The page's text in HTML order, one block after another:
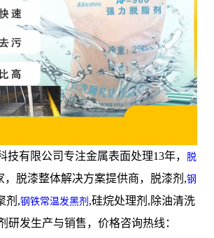
技有限公司专注金属表面处理13年， 脱
，脱漆整体解决方案提供商，脱漆剂,钢
剂,钢铁常温发黑剂 ,硅烷处理剂,除油清洗
研发生产与销售，价格咨询热线：